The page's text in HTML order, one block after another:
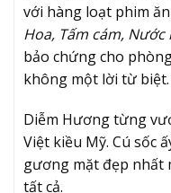
với hàng loạt phim
Hoa, Tấm cám,
bảo chứng cho
không một lời từ biệt.
Diễm Hương từng
Việt kiều Mỹ. Cú sốc
gương mặt đẹp nhất
tất cả.